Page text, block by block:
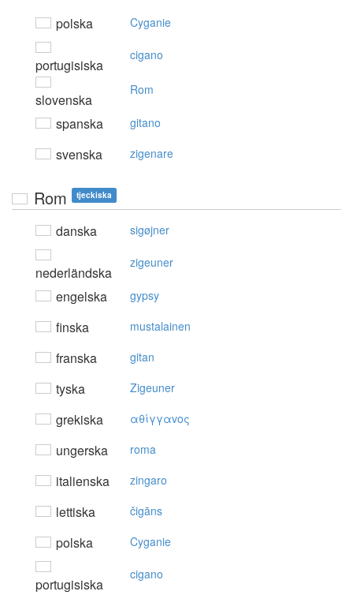
polska Cyganie
portugisiska
cigano
slovenska
Rom
spanska gitano
svenska zigenare
Rom tjeckiska
danska sigøjner
nederländska
zigeuner
engelska gypsy
finska mustalainen
franska gitan
tyska Zigeuner
grekiska αθίγγαvoς
ungerska roma
italienska zingaro
lettiska čigāns
polska Cyganie
portugisiska
cigano